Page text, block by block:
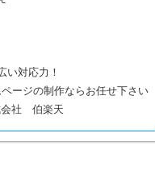
い対応力！
ージの制作ならお任せ下さい
会社 伯楽天